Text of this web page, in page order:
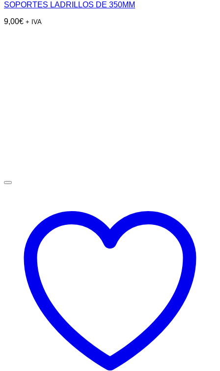
SOPORTES LADRILLOS DE 350MM
9,00€ + IVA